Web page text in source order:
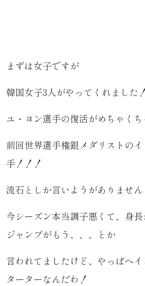
まずは女子ですが
韓国女子3人がやってくれました
ユ・ヨン選手の復活がめちゃくち
前回世界選手権銀メダリストの
手！！！
流石としか言いようがありません
今シーズン本当調子悪くて、身
ジャンプがもう、、、とか
言われてましたけど、やっぱヘ
ターターなんだわ！